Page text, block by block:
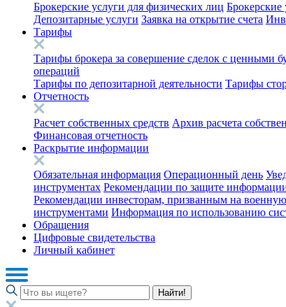
Брокерские услуги для физических лиц
Депозитарные услуги Заявка на открытие счета
Тарифы
Тарифы брокера за совершение сделок с ценными
операций
Тарифы по депозитарной деятельности Тарифы
Отчетность
Расчет собственных средств Архив расчета
Финансовая отчетность
Раскрытие информации
Обязательная информация Операционный день
инструментах Рекомендации по защите
Рекомендации инвесторам, призванным на
инструментами Информация по использованию
Обращения
Цифровые свидетельства
Личный кабинет
Найти!